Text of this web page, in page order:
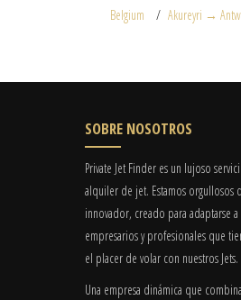
Belgium
Akureyri →
SOBRE NOSOTROS
Private Jet Finder es un lujoso
alquiler de jet. Estamos orgullosos
innovador, creado para adaptarse a
empresarios y profesionales que
el placer de volar con nuestros Jets.
Una empresa dinámica que